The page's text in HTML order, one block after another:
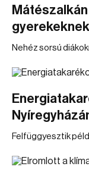
gyerekeknek
Nehéz sorsú
Felfüggyesztik